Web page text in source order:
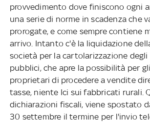
provvedimento dove finiscono ogni
una serie di norme in scadenza che
prorogate, e come sempre contiene
arrivo. Intanto c'è la liquidazione
società per la cartolarizzazione degli
pubblici, che apre la possibilità per
proprietari di procedere a vendite
tasse, niente Ici sui fabbricati rurali.
dichiarazioni fiscali, viene spostato
30 settembre il termine per l'invio